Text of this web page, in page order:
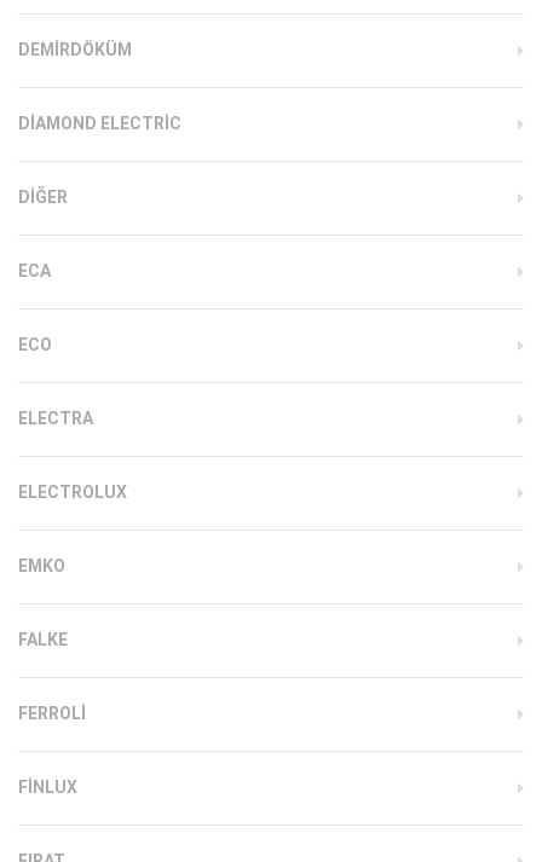
DEMIRDÖKÜM
DIAMOND ELECTRIC
DIĞER
ECA
ECO
ELECTRA
ELECTROLUX
EMKO
FALKE
FERROLI
FINLUX